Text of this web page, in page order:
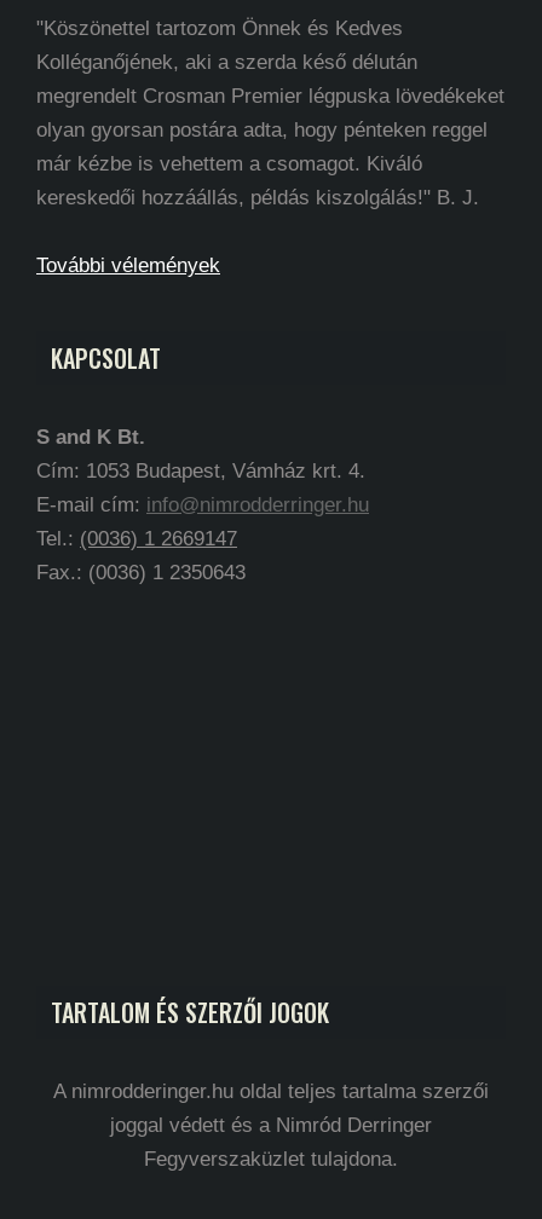
"Köszönettel tartozom Önnek és Kedves
Kolléganőjének, aki a szerda késő délután
megrendelt Crosman Premier légpuska lövedékeket
olyan gyorsan postára adta, hogy pénteken reggel
már kézbe is vehettem a csomagot. Kiváló
kereskedői hozzáállás, példás kiszolgálás!" B. J.
További vélemények
KAPCSOLAT
S and K Bt.
Cím: 1053 Budapest, Vámház krt. 4.
E-mail cím: info@nimrodderringer.hu
Tel.: (0036) 1 2669147
Fax.: (0036) 1 2350643
TARTALOM ÉS SZERZŐI JOGOK
A nimrodderinger.hu oldal teljes tartalma szerzői
joggal védett és a Nimród Derringer
Fegyverszaküzlet tulajdona.